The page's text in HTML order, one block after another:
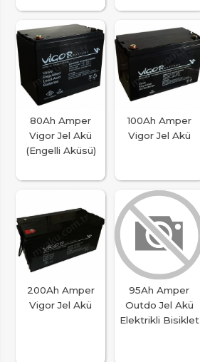
80Ah Amper
Vigor Jel Akü
(Engelli Aküsü)
100Ah Amper
Vigor Jel Akü
200Ah Amper
Vigor Jel Akü
95Ah Amper
Outdo Jel Akü
Elektrikli Bisiklet